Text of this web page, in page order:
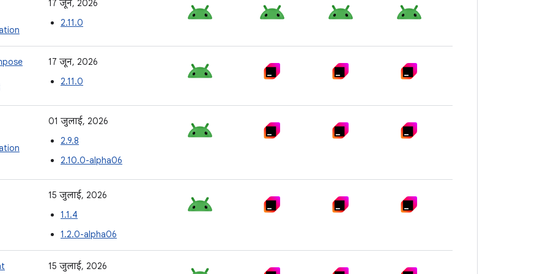
17 जून, 2026
2.11.0
17 जून, 2026
2.11.0
01 जुलाई, 2026
2.9.8
2.10.0-alpha06
15 जुलाई, 2026
1.1.4
1.2.0-alpha06
15 जुलाई, 2026